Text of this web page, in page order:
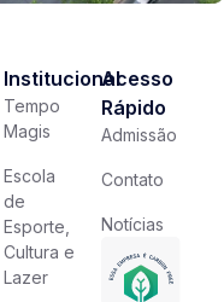
Institucional
Tempo
Magis
Escola
de
Esporte,
Cultura e
Lazer
Acesso
Rápido
Admissão
Contato
Notícias